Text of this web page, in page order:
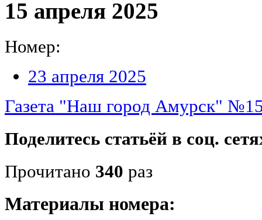
15 апреля 2025
Номер:
23 апреля 2025
Газета "Наш город Амурск"
Поделитесь статьёй в соц.
Прочитано 340 раз
Материалы номера: